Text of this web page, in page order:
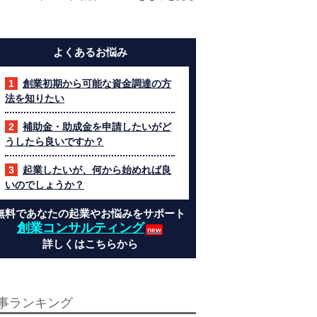
よくあるお悩み
創業初期から可能な資金調達の方
法を知りたい
補助金・助成金を申請したいがど
うしたら良いですか？
起業したいが、何から始めれば良
いのでしょうか？
料であなたの起業やお悩みをサポート
創業コンサルティング
詳しくはこちらから
ランキング